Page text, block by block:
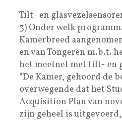
Tilt- en
3) Onder welk
Kamerbreed
en van Tongeren m.b.t.
het meetnet met tilt- en
“De Kamer, gehoord de
overwegende dat het
Acquisition Plan van
zijn geheel is